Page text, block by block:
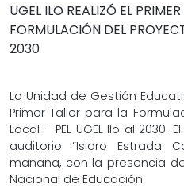
UGEL ILO REALIZÓ EL
FORMULACIÓN DEL
2030
La Unidad de Gestión
Primer Taller para la
Local – PEL UGEL Ilo al
auditorio “Isidro Estrada
mañana, con la presencia
Nacional de Educación.